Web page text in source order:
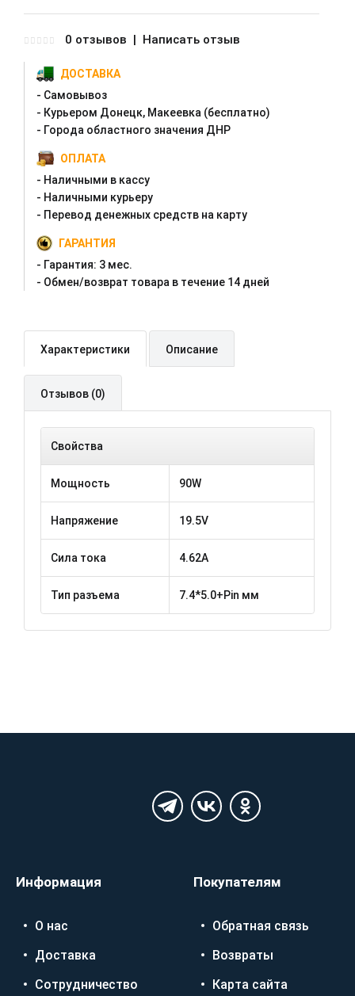
0 отзывов | Написать отзыв
ДОСТАВКА
- Самовывоз
- Курьером Донецк, Макеевка (бесплатно)
- Города областного значения ДНР
ОПЛАТА
- Наличными в кассу
- Наличными курьеру
- Перевод денежных средств на карту
ГАРАНТИЯ
- Гарантия: 3 мес.
- Oбмен/возврат товара в течение 14 дней
Характеристики Описание
Отзывов (0)
Свойства
Мощность 90W
Напряжение 19.5V
Сила тока 4.62A
Тип разъема 7.4*5.0+Pin мм
Информация
О нас
Доставка
Сотрудничество
Покупателям
Обратная связь
Возвраты
Карта сайта